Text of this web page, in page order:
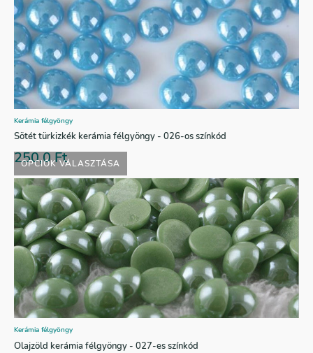
OPCIÓK VÁLASZTÁSA
Kerámia félgyöngy
Sötét türkizkék kerámia félgyöngy - 026-os színkód
250,0Ft
Kerámia félgyöngy
Olajzöld kerámia félgyöngy - 027-es színkód